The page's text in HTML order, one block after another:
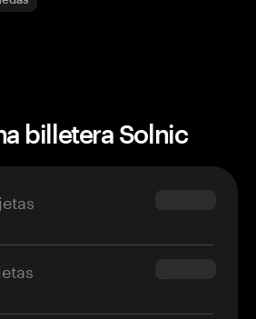
billetera Solnic
$69.90
$54.90